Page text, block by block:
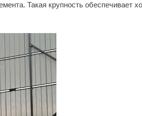
Такая крупность обеспечивает